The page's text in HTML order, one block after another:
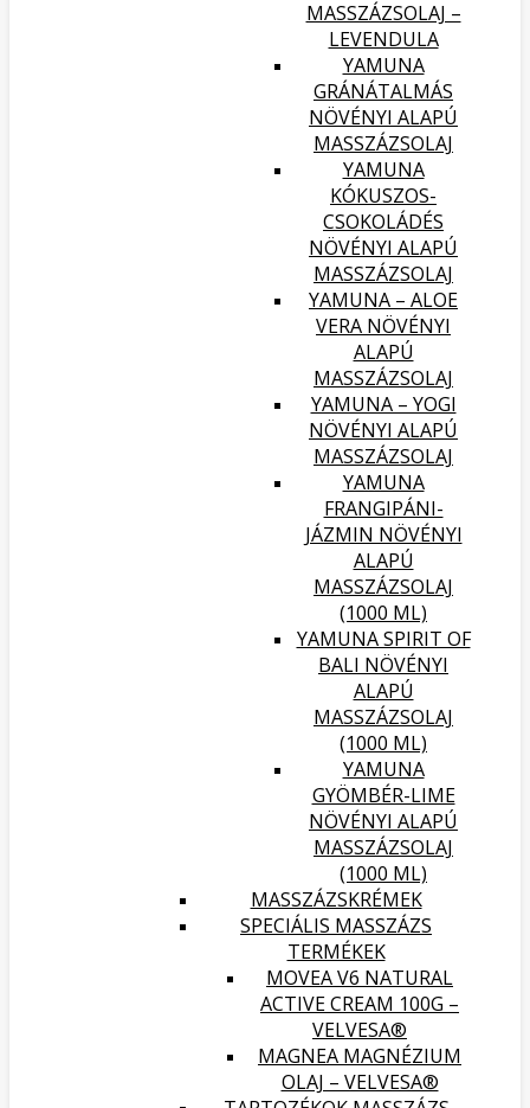
MASSZÁZSOLAJ –
LEVENDULA
YAMUNA
GRÁNÁTALMÁS
NÖVÉNYI ALAPÚ
MASSZÁZSOLAJ
YAMUNA
KÓKUSZOS-
CSOKOLÁDÉS
NÖVÉNYI ALAPÚ
MASSZÁZSOLAJ
YAMUNA – ALOE
VERA NÖVÉNYI
ALAPÚ
MASSZÁZSOLAJ
YAMUNA – YOGI
NÖVÉNYI ALAPÚ
MASSZÁZSOLAJ
YAMUNA
FRANGIPÁNI-
JÁZMIN NÖVÉNYI
ALAPÚ
MASSZÁZSOLAJ
(1000 ML)
YAMUNA SPIRIT OF
BALI NÖVÉNYI
ALAPÚ
MASSZÁZSOLAJ
(1000 ML)
YAMUNA
GYÖMBÉR-LIME
NÖVÉNYI ALAPÚ
MASSZÁZSOLAJ
(1000 ML)
MASSZÁZSKRÉMEK
SPECIÁLIS MASSZÁZS
TERMÉKEK
MOVEA V6 NATURAL
ACTIVE CREAM 100G –
VELVESA®
MAGNEA MAGNÉZIUM
OLAJ – VELVESA®